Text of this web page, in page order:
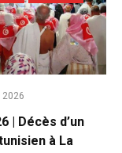
2026
| Décès d’un
à La